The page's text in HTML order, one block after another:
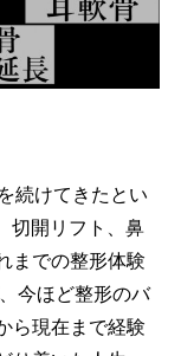
続けてきたとい
切開リフト、鼻
までの整形体験
今ほど整形のバ
ら現在まで経験